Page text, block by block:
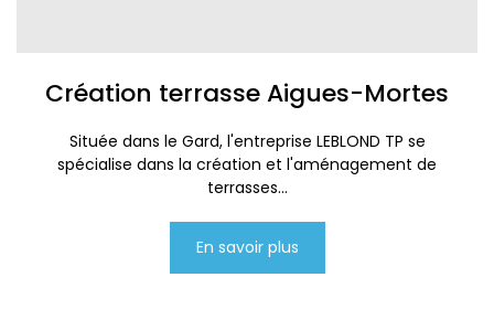
Création terrasse Aigues-Mortes
Située dans le Gard, l'entreprise LEBLOND TP se
spécialise dans la création et l'aménagement de
terrasses...
En savoir plus